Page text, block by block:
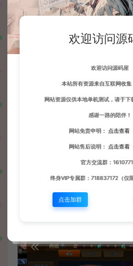
欢迎访问源
欢迎访问源码屋
本站所有资源来自互联网收集
网站资源仅供本地单机测试，请于
感谢一路的陪伴！
网站免责申明： 点击查看
网站售后说明： 点击查看
官方交流群：
终身VIP专属群：718837172（仅
点击加群